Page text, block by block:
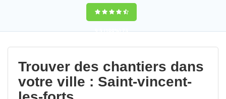
9,5(100%)73
votes
Trouver des chantiers dans
votre ville : Saint-vincent-